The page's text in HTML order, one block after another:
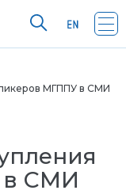
МГППУ в СМИ
в СМИ